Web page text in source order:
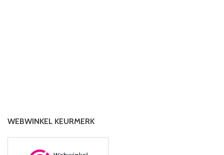
WEBWINKEL KEURMERK